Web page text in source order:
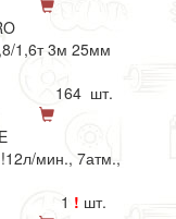
1,6т 3м 25мм
164 шт.
мин., 7атм.,
1 ! шт.